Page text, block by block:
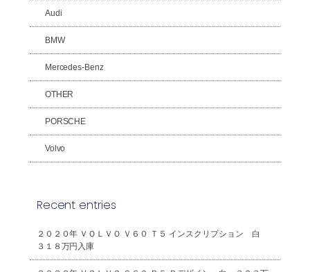
Audi
BMW
Mercedes-Benz
OTHER
PORSCHE
Volvo
Recent entries
２０２０年 ＶＯＬＶＯ Ｖ６０ Ｔ５ インスクリプション 白
３１８万円入庫